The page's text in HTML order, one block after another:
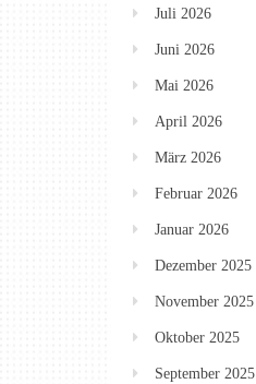
Juli 2026
Juni 2026
Mai 2026
April 2026
März 2026
Februar 2026
Januar 2026
Dezember 2025
November 2025
Oktober 2025
September 2025